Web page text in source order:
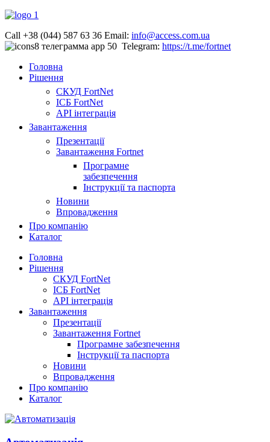
Call +38 (044) 587 63 36 Email: info@access.com.ua
Telegram: https://t.me/fortnet
Головна
Рішення
СКУД FortNet
ІСБ FortNet
API інтеграція
Завантаження
Презентації
Завантаження Fortnet
Програмне
забезпечення
Інструкції та паспорта
Новини
Впровадження
Про компанію
Каталог
Головна
Рішення
СКУД FortNet
ІСБ FortNet
API інтеграція
Завантаження
Презентації
Завантаження Fortnet
Програмне забезпечення
Інструкції та паспорта
Новини
Впровадження
Про компанію
Каталог